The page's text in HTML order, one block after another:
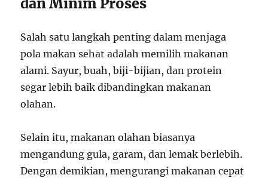
Salah satu langkah penting dalam menjaga
pola makan sehat adalah memilih makanan
alami. Sayur, buah, biji-bijian, dan protein
segar lebih baik dibandingkan makanan
olahan.
Selain itu, makanan olahan biasanya
mengandung gula, garam, dan lemak berlebih.
Dengan demikian, mengurangi makanan cepat